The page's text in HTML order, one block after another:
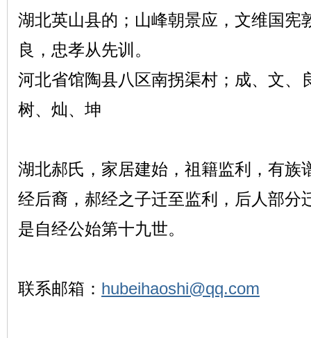
湖北英山县的；山峰朝景应，文维国宪
良，忠孝从先训。
河北省馆陶县八区南拐渠村；成、文、
树、灿、坤
湖北郝氏，家居建始，祖籍监利，有族
经后裔，郝经之子迁至监利，后人部分
是自经公始第十九世。
联系邮箱： hubeihaoshi@qq.com